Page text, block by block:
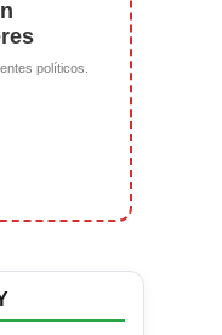
políticos.